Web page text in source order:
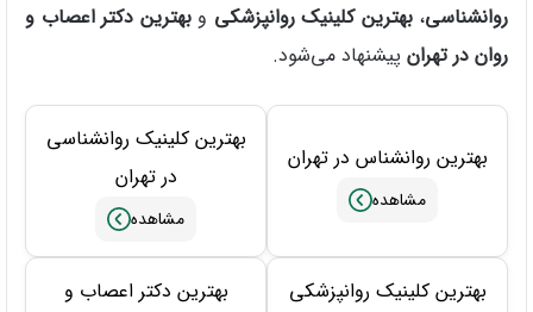
روانشناسی،بهترین کلینیک روانپزشکی وبهترین دکتر اعصاب و
روان در تهران پیشنهاد می‌شود.
بهترین روانشناس در تهران
بهترین کلینیک روانشناسی
در تهران
بهترین کلینیک روانپزشکی
بهترین دکتر اعصاب و